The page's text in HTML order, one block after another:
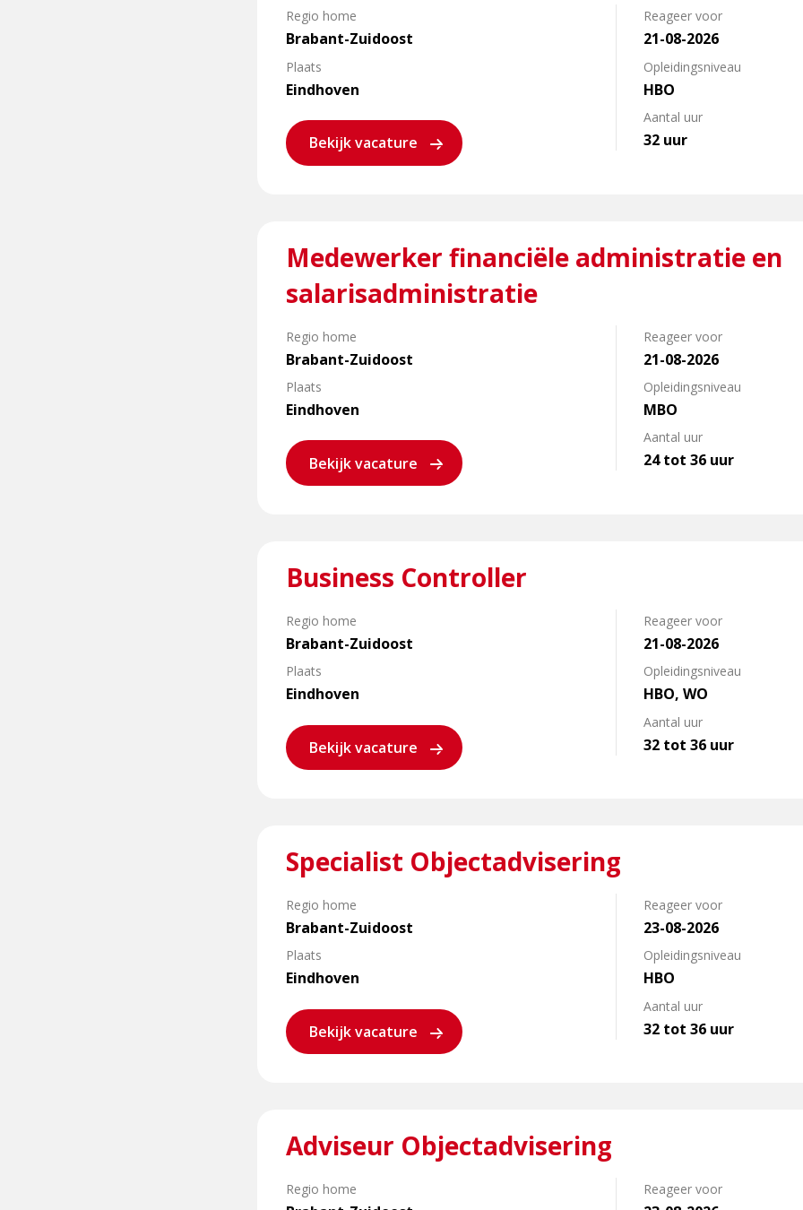
Regio home
Brabant-Zuidoost
Plaats
Eindhoven
Bekijk vacature
Reageer voor
21-08-2026
Opleidingsniveau
HBO
Aantal uur
32 uur
Salarisadministrateur
Medewerker financiële administratie en
salarisadministratie
Regio home
Brabant-Zuidoost
Plaats
Eindhoven
Bekijk vacature
Reageer voor
21-08-2026
Opleidingsniveau
MBO
Aantal uur
24 tot 36 uur
meer
Medewerker
administratie
salarisadministratie
Business Controller
Regio home
Brabant-Zuidoost
Plaats
Eindhoven
Bekijk vacature
Reageer voor
21-08-2026
Opleidingsniveau
HBO, WO
Aantal uur
32 tot 36 uur
meer
Business
Controller
Specialist Objectadvisering
Regio home
Brabant-Zuidoost
Plaats
Eindhoven
Bekijk vacature
Reageer voor
23-08-2026
Opleidingsniveau
HBO
Aantal uur
32 tot 36 uur
meer
Specialist
Objectadvisering
Adviseur Objectadvisering
Regio home Reageer voor
meer
Adviseur
Objectadvisering